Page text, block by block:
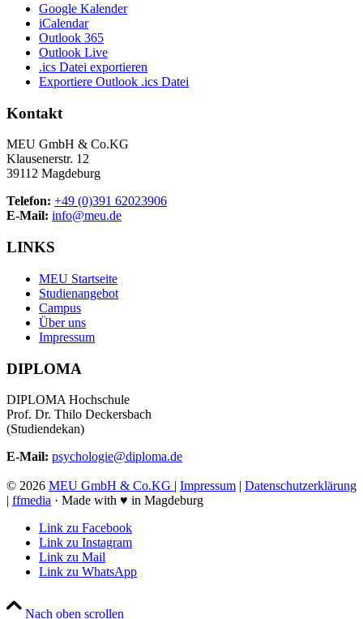
Google Kalender
iCalendar
Outlook 365
Outlook Live
.ics Datei exportieren
Exportiere Outlook .ics Datei
Kontakt
MEU GmbH & Co.KG
Klausenerstr. 12
39112 Magdeburg
Telefon: +49 (0)391 62023906
E-Mail: info@meu.de
LINKS
MEU Startseite
Studienangebot
Campus
Über uns
Impressum
DIPLOMA
DIPLOMA Hochschule
Prof. Dr. Thilo Deckersbach
(Studiendekan)
E-Mail: psychologie@diploma.de
© 2026 MEU GmbH & Co.KG | Impressum | Datenschutzerklärung
| ffmedia · Made with ♥ in Magdeburg
Link zu Facebook
Link zu Instagram
Link zu Mail
Link zu WhatsApp
Nach oben scrollen